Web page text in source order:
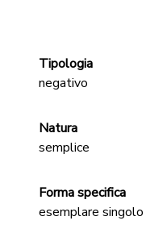
Tipologia
negativo
Natura
semplice
Forma specifica
esemplare singolo